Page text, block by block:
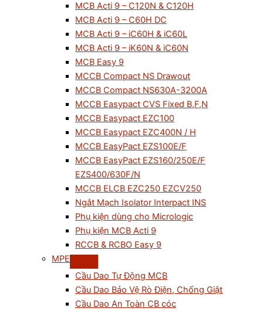
MCB Acti 9 – C120N & C120H
MCB Acti 9 – C60H DC
MCB Acti 9 – iC60H & iC60L
MCB Acti 9 – iK60N & iC60N
MCB Easy 9
MCCB Compact NS Drawout
MCCB Compact NS630A-3200A
MCCB Easypact CVS Fixed B,F,N
MCCB Easypact EZC100
MCCB Easypact EZC400N / H
MCCB EasyPact EZS100E/F
MCCB EasyPact EZS160/250E/F
EZS400/630F/N
MCCB ELCB EZC250 EZCV250
Ngắt Mạch Isolator Interpact INS
Phụ kiện dùng cho Micrologic
Phụ kiện MCB Acti 9
RCCB & RCBO Easy 9
MPE
Cầu Dao Tự Động MCB
Cầu Dao Bảo Vệ Rò Điện, Chống Giật
Cầu Dao An Toàn CB cóc